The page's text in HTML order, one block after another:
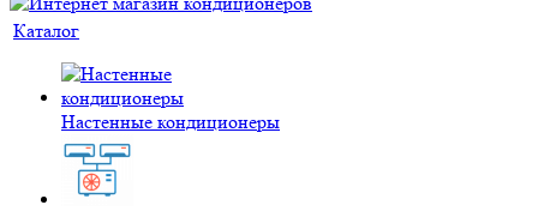
Каталог
Настенные кондиционеры